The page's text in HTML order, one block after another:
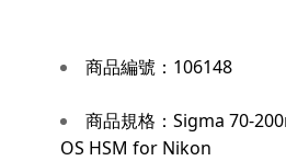
商品編號： 106148
商品規格： Sigma 70-
OS HSM for Nikon